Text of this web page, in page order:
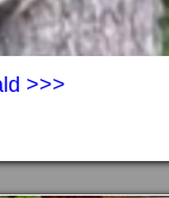
>>>